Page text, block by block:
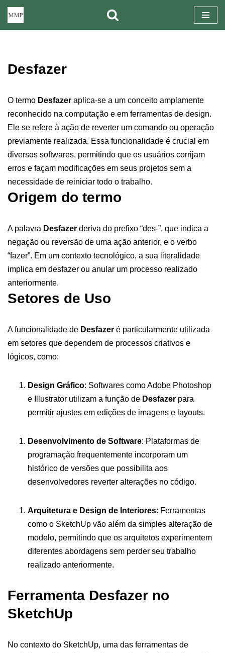
conteúdo
Desfazer
O termo Desfazer aplica-se a um conceito amplamente
reconhecido na computação e em ferramentas de design.
Ele se refere à ação de reverter um comando ou operação
previamente realizada. Essa funcionalidade é crucial em
diversos softwares, permitindo que os usuários corrijam
erros e façam modificações em seus projetos sem a
necessidade de reiniciar todo o trabalho.
Origem do termo
A palavra Desfazer deriva do prefixo “des-”, que indica a
negação ou reversão de uma ação anterior, e o verbo
“fazer”. Em um contexto tecnológico, a sua literalidade
implica em desfazer ou anular um processo realizado
anteriormente.
Setores de Uso
A funcionalidade de Desfazer é particularmente utilizada
em setores que dependem de processos criativos e
lógicos, como:
Design Gráfico: Softwares como Adobe Photoshop
e Illustrator utilizam a função de Desfazer para
permitir ajustes em edições de imagens e layouts.
Desenvolvimento de Software: Plataformas de
programação frequentemente incorporam um
histórico de versões que possibilita aos
desenvolvedores reverter alterações no código.
Arquitetura e Design de Interiores: Ferramentas
como o SketchUp vão além da simples alteração de
modelo, permitindo que os arquitetos experimentem
diferentes abordagens sem perder seu trabalho
realizado anteriormente.
Ferramenta Desfazer no
SketchUp
No contexto do SketchUp, uma das ferramentas de